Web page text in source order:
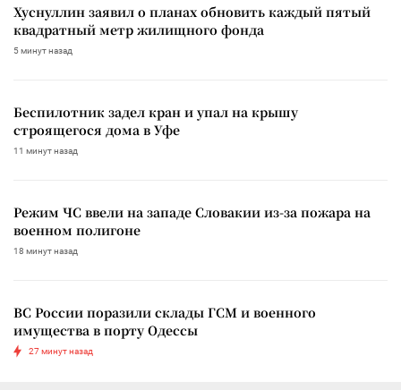
Хуснуллин заявил о планах обновить каждый пятый
квадратный метр жилищного фонда
5 минут назад
Беспилотник задел кран и упал на крышу
строящегося дома в Уфе
11 минут назад
Режим ЧС ввели на западе Словакии из-за пожара на
военном полигоне
18 минут назад
ВС России поразили склады ГСМ и военного
имущества в порту Одессы
27 минут назад